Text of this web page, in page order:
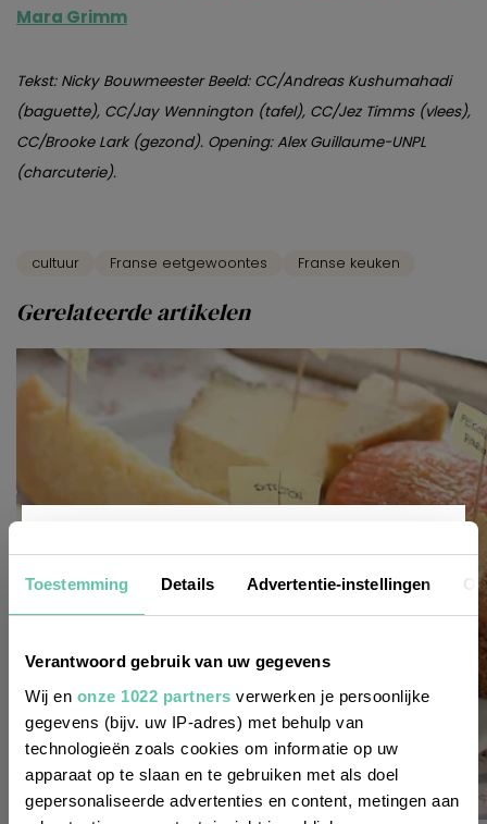
Toestemming Details Advertentie-instellingen
Verantwoord gebruik van uw gegevens
Wij en onze 1022 partners verwerken je persoonlijke
gegevens (bijv. uw IP-adres) met behulp van
technologieën zoals cookies om informatie op uw
apparaat op te slaan en te gebruiken met als doel
gepersonaliseerde advertenties en content, metingen aan
Mara Grimm
Tekst: Nicky Bouwmeester Beeld: CC/Andreas Kushumahadi
(baguette), CC/Jay Wennington (tafel), CC/Jez Timms (vlees),
CC/Brooke Lark (gezond). Opening: Alex Guillaume-UNPL
(charcuterie).
cultuur Franse eetgewoontes Franse keuken
Gerelateerde artikelen
Nieuwsbrief
Wil je altijd als eerste op de hoogte zijn
van de laatste nieuwtjes, leuke adressen
en inspirerende tips voor Frankrijk? Meld
je dan aan voor onze 2-wekelijkse
nieuwsbrief. Zo gedaan!